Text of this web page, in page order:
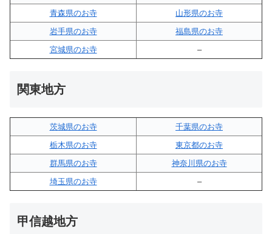
青森県のお寺
山形県のお寺
岩手県のお寺
福島県のお寺
宮城県のお寺
–
関東地方
茨城県のお寺
千葉県のお寺
栃木県のお寺
東京都のお寺
群馬県のお寺
神奈川県のお寺
埼玉県のお寺
–
甲信越地方